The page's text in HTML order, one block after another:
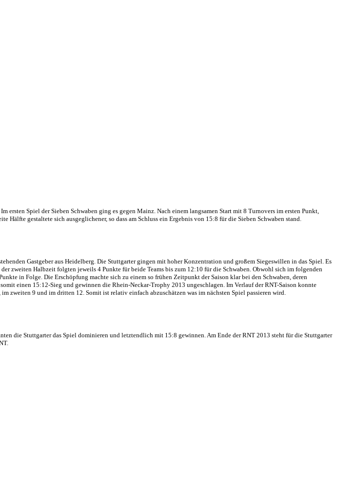
Spiel der Sieben Schwaben ging es gegen Mainz. Nach einem langsamen Start mit 8 Turnovers im ersten Punkt,
gestaltete sich ausgeglichener, so dass am Schluss ein Ergebnis von 15:8 für die Sieben Schwaben stand.
Gastgeber aus Heidelberg. Die Stuttgarter gingen mit hoher Konzentration und großem Siegeswillen in das Spiel. Es
zweiten Halbzeit folgten jeweils 4 Punkte für beide Teams bis zum 12:10 für die Schwaben. Obwohl sich im folgenden
in Folge. Die Erschöpfung machte sich zu einem so frühen Zeitpunkt der Saison klar bei den Schwaben, deren
einen 15:12-Sieg und gewinnen die Rhein-Neckar-Trophy 2013 ungeschlagen. Im Verlauf der RNT-Saison konnte
zweiten 9 und im dritten 12. Somit ist relativ einfach abzuschätzen was im nächsten Spiel passieren wird.
die Stuttgarter das Spiel dominieren und letztendlich mit 15:8 gewinnen. Am Ende der RNT 2013 steht für die Stuttgarter